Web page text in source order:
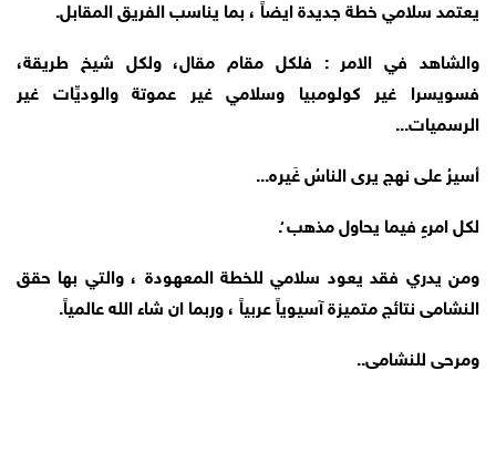
يعتمد سلامي خطة جديدة ايضاً ، بما يناسب الفريق المقابل.
والشاهد في الامر : فلكل مقام مقال، ولكل شيخ طريقة،
فسويسرا غير كولومبيا وسلامي غير عموتة والوديِّات غير
الرسميات...
أسيرُ على نهج يرى الناسُ غَيره...
لكل امرءٍ فيما يحاول مذهب ُ.
ومن يدري فقد يعود سلامي للخطة المعهودة ، والتي بها حقق
النشامى نتائج متميزة آسيوياً عربياً ، وربما ان شاء الله عالمياً.
ومرحى للنشامى..